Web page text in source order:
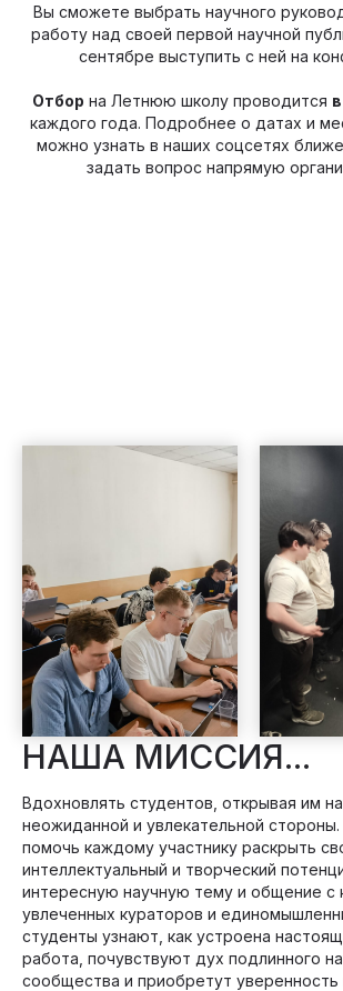
Вы сможете выбрать научного
работу над своей первой научной
сентябре выступить с ней на
Отбор на Летнюю школу проводится
каждого года. Подробнее о датах и
можно узнать в наших соцсетях
задать вопрос напрямую
НАША МИССИЯ...
Вдохновлять студентов, открывая им
неожиданной и увлекательной
помочь каждому участнику раскрыть
интеллектуальный и творческий
интересную научную тему и общение с
увлеченных кураторов и
студенты узнают, как устроена
работа, почувствуют дух подлинного
сообщества и приобретут уверенность